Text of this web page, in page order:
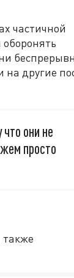
частичной
другие
они не
просто
также